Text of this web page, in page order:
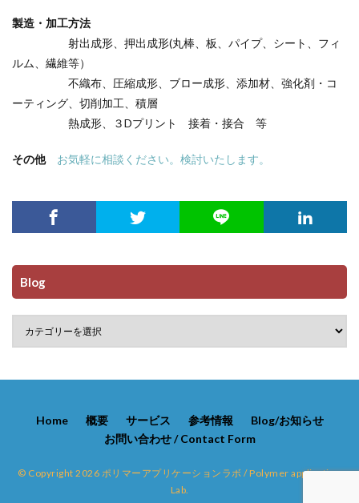
製造・加工方法
射出成形、押出成形(丸棒、板、パイプ、シート、フィ
ルム、繊維等）
不織布、圧縮成形、ブロー成形、添加材、強化剤・コ
ーティング、切削加工、積層
熱成形、３Dプリント 接着・接合 等
その他 お気軽に相談ください。検討いたします。
Blog
Home 概要 サービス 参考情報
Blog/お知らせ
お問い合わせ / Contact Form
© Copyright 2026 ポリマーアプリケーションラボ / Polymer application
Lab.